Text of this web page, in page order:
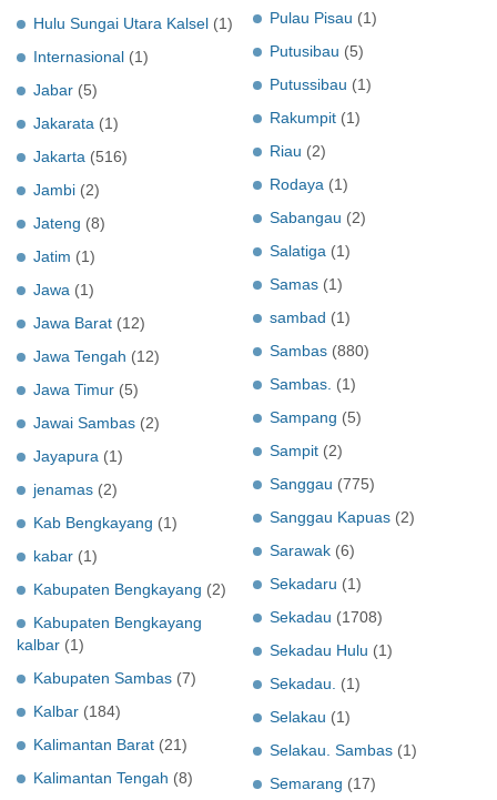
Hulu Sungai Utara Kalsel (1)
Internasional (1)
Jabar (5)
Jakarata (1)
Jakarta (516)
Jambi (2)
Jateng (8)
Jatim (1)
Jawa (1)
Jawa Barat (12)
Jawa Tengah (12)
Jawa Timur (5)
Jawai Sambas (2)
Jayapura (1)
jenamas (2)
Kab Bengkayang (1)
kabar (1)
Kabupaten Bengkayang (2)
Kabupaten Bengkayang
kalbar (1)
Kabupaten Sambas (7)
Kalbar (184)
Kalimantan Barat (21)
Kalimantan Tengah (8)
Pulau Pisau (1)
Putusibau (5)
Putussibau (1)
Rakumpit (1)
Riau (2)
Rodaya (1)
Sabangau (2)
Salatiga (1)
Samas (1)
sambad (1)
Sambas (880)
Sambas. (1)
Sampang (5)
Sampit (2)
Sanggau (775)
Sanggau Kapuas (2)
Sarawak (6)
Sekadaru (1)
Sekadau (1708)
Sekadau Hulu (1)
Sekadau.
(1)
Selakau (1)
Selakau. Sambas (1)
Semarang (17)